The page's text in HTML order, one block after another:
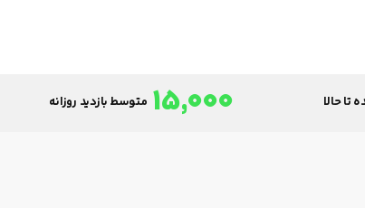
تا حالا 15,000 متوسط بازدید روزانه